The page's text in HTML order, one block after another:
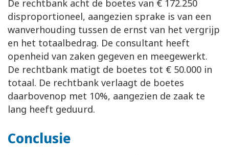
De rechtbank acht de boetes van € 172.250
disproportioneel, aangezien sprake is van een
wanverhouding tussen de ernst van het vergrijp
en het totaalbedrag. De consultant heeft
openheid van zaken gegeven en meegewerkt.
De rechtbank matigt de boetes tot € 50.000 in
totaal. De rechtbank verlaagt de boetes
daarbovenop met 10%, aangezien de zaak te
lang heeft geduurd.
Conclusie